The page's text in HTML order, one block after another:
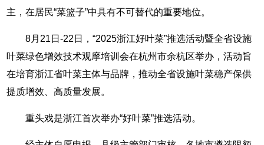
主，在居民“菜篮子”中具有不可替代的重要地位。
8月21日-22日，“2025浙江好叶菜”推选活动暨全省设施
叶菜绿色增效技术观摩培训会在杭州市余杭区举办，活动旨
在培育浙江省叶菜主体与品牌，推动全省设施叶菜稳产保供
提质增效、高质量发展。
重头戏是浙江首次举办“好叶菜”推选活动。